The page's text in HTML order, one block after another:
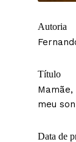
Autoria
Título
meu
Data de